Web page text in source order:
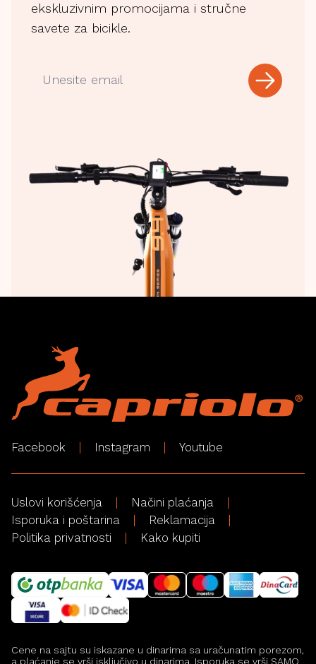
ekskluzivnim promocijama i stručne
savete za bicikle.
Facebook Instagram Youtube
Uslovi korišćenja
Načini plaćanja
Isporuka i poštarina
Reklamacija
Politika privatnosti
Kako kupiti
Cene na sajtu su iskazane u dinarima sa uračunatim porezom,
a plaćanje se vrši isključivo u dinarima. Isporuka se vrši SAMO